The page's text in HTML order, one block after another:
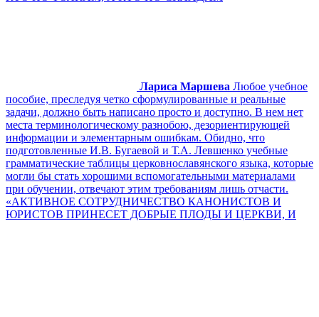
Лариса Маршева Любое учебное
пособие, преследуя четко сформулированные и реальные
задачи, должно быть написано просто и доступно. В нем нет
места терминологическому разнобою, дезориентирующей
информации и элементарным ошибкам. Обидно, что
подготовленные И.В. Бугаевой и Т.А. Левшенко учебные
грамматические таблицы церковнославянского языка, которые
могли бы стать хорошими вспомогательными материалами
при обучении, отвечают этим требованиям лишь отчасти.
«АКТИВНОЕ СОТРУДНИЧЕСТВО КАНОНИСТОВ И
ЮРИСТОВ ПРИНЕСЕТ ДОБРЫЕ ПЛОДЫ И ЦЕРКВИ, И